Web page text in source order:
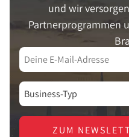
und wir
Partnerprogrammen
ZUM